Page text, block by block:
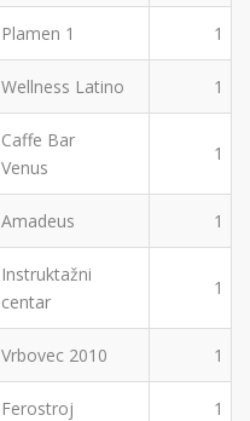
Plamen 1 1
Wellness Latino 1
Caffe Bar
Venus
1
Amadeus 1
Instruktažni
centar
1
Vrbovec 2010 1
Ferostroj 1